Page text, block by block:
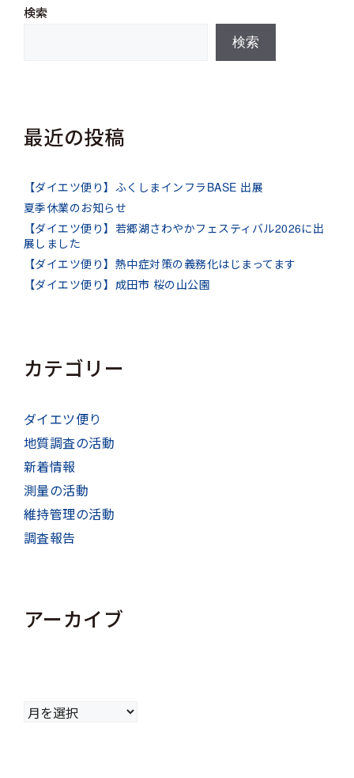
検索
検索
最近の投稿
【ダイエツ便り】ふくしまインフラBASE 出展
夏季休業のお知らせ
【ダイエツ便り】若郷湖さわやかフェスティバル2026に出
展しました
【ダイエツ便り】熱中症対策の義務化はじまってます
【ダイエツ便り】成田市 桜の山公園
カテゴリー
ダイエツ便り
地質調査の活動
新着情報
測量の活動
維持管理の活動
調査報告
アーカイブ
ア